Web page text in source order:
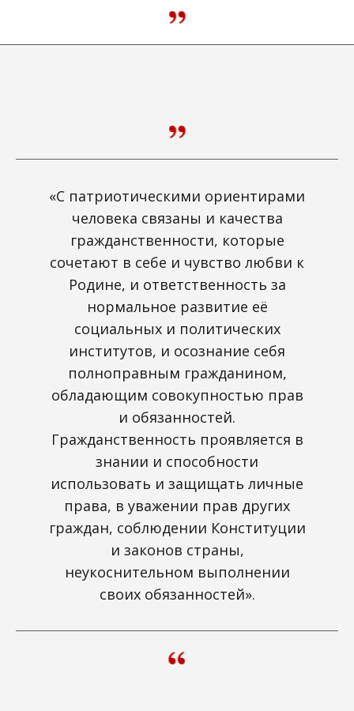
«С патриотическими ориентирами
человека связаны и качества
гражданственности, которые
сочетают в себе и чувство любви к
Родине, и ответственность за
нормальное развитие её
социальных и политических
институтов, и осознание себя
полноправным гражданином,
обладающим совокупностью прав
и обязанностей.
Гражданственность проявляется в
знании и способности
использовать и защищать личные
права, в уважении прав других
граждан, соблюдении Конституции
и законов страны,
неукоснительном выполнении
своих обязанностей».